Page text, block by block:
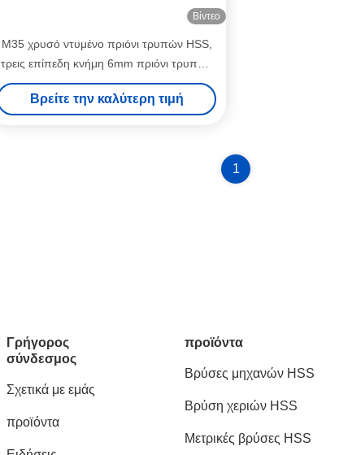
Βίντεο
M35 χρυσό ντυμένο πριόνι τρυπών HSS,
τρεις επίπεδη κνήμη 6mm πριόνι τρυπών
18 διασπασμένα δόντια βαθμού
Βρείτε την καλύτερη τιμή
1
Γρήγορος
σύνδεσμος
Σχετικά με εμάς
προϊόντα
προϊόντα
Βρύσες μηχανών HSS
Βρύση χεριών HSS
Μετρικές βρύσες HSS